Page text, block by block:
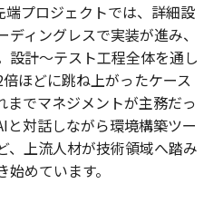
端プロジェクトでは、詳細設
ィングレスで実装が進み、
設計～テスト工程全体を通し
ほどに跳ね上がったケース
までマネジメントが主務だっ
と対話しながら環境構築ツー
、上流人材が技術領域へ踏み
めています。